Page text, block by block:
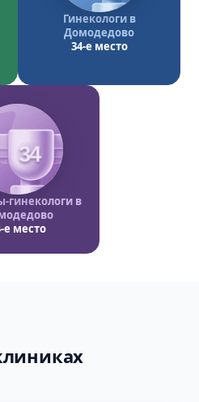
Гинекологи в
Домодедово
34-е место
34
гинекологи в
е место